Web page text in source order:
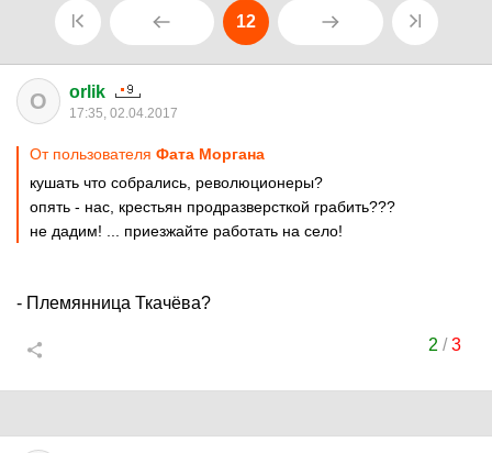
12
O orlik
17:35, 02.04.2017
От пользователя Фата Моргана
кушать что собрались, революционеры?
опять - нас, крестьян продразверсткой грабить???
не дадим! ... приезжайте работать на село!
- Племянница Ткачёва?
2 /3